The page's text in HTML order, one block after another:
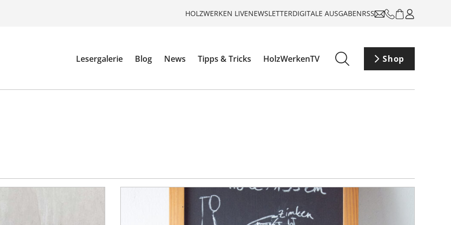
HOLZWERKEN LIVENEWSLETTERDIGITALE AUSGABENRSS
Lesergalerie Blog News Tipps & Tricks HolzWerkenTV Shop